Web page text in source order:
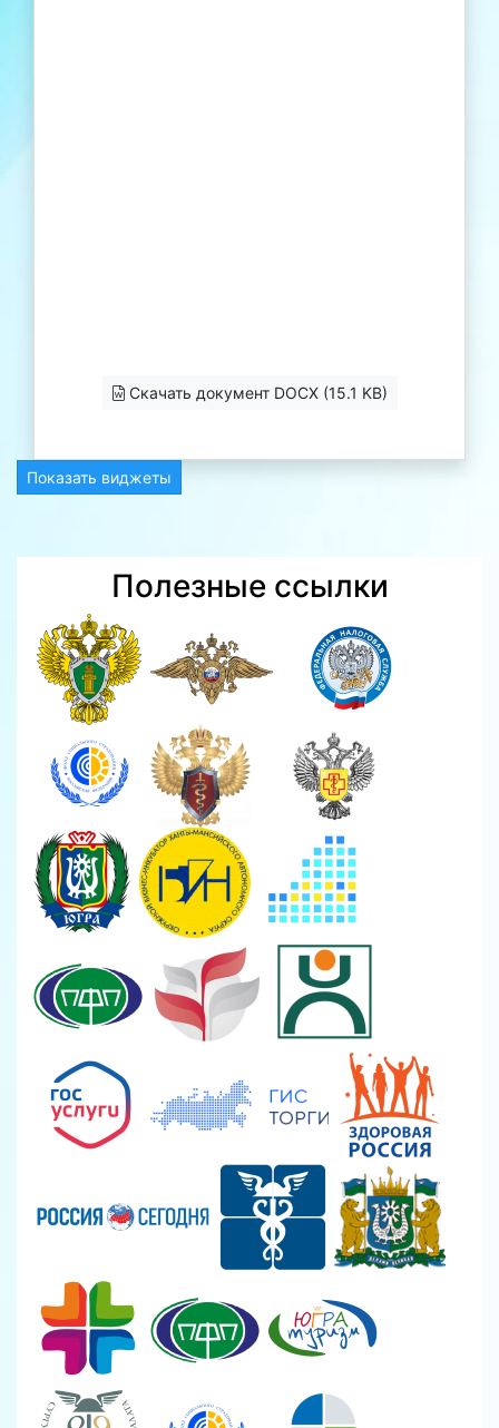
Скачать документ DOCX (15.1 KB)
Показать виджеты
Полезные ссылки